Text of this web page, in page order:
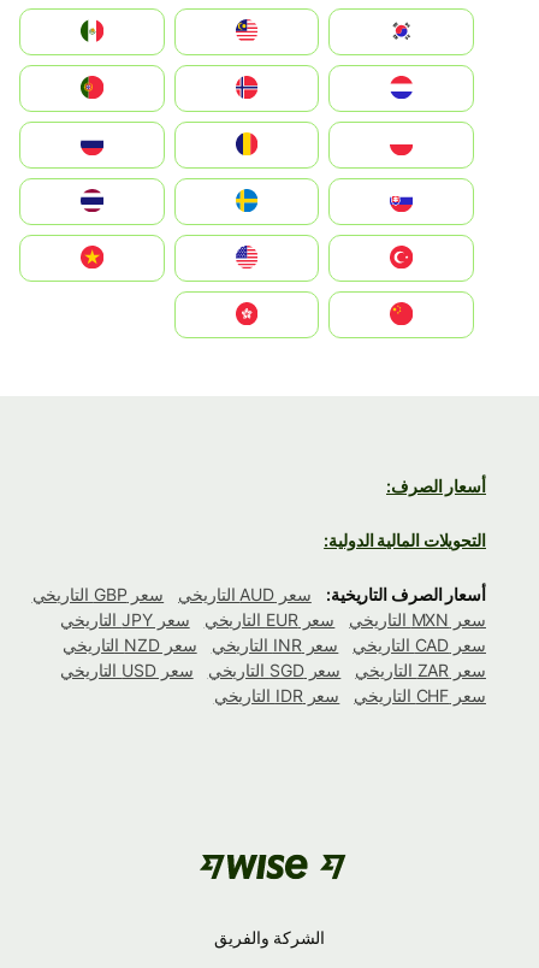
South Korea
Nederland
Portugal
România
Slovensko
United States
Vietnam
أسعار الصرف:
التحويلات المالية الدولية:
أسعار الصرف التاريخية: سعر AUD التاريخي
سعر GBP التاريخي
سعر MXN التاريخي
سعر EUR التاريخي
سعر JPY التاريخي
سعر CAD التاريخي
سعر INR التاريخي
سعر NZD التاريخي
سعر ZAR التاريخي
سعر SGD التاريخي
سعر USD التاريخي
سعر CHF التاريخي
سعر IDR التاريخي
الشركة والفريق